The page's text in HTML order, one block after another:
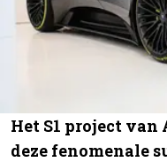
Het S1 project van
deze fenomenale